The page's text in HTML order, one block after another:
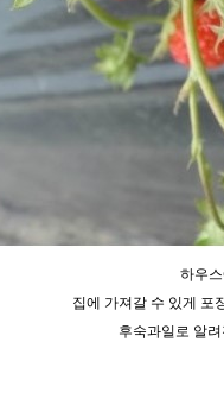
하우
집에 가져갈 수 있게 포
후숙과일로 알